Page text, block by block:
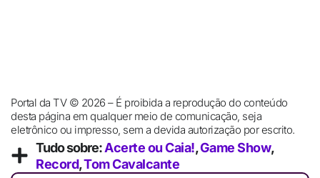
Portal da TV © 2026 – É proibida a reprodução do conteúdo
desta página em qualquer meio de comunicação, seja
eletrônico ou impresso, sem a devida autorização por escrito.
Tudo sobre:Acerte ou Caia!,Game Show,
Record,Tom Cavalcante